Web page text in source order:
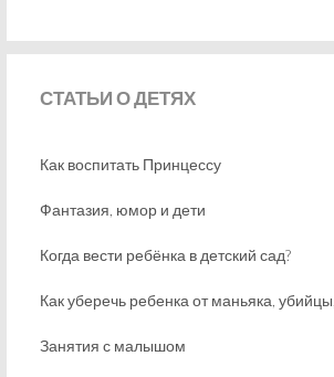
СТАТЬИО ДЕТЯХ
Как воспитать Принцессу
Фантазия, юмор и дети
Когда вести ребёнка в детский сад?
Как уберечь ребенка от маньяка,
Занятия с малышом